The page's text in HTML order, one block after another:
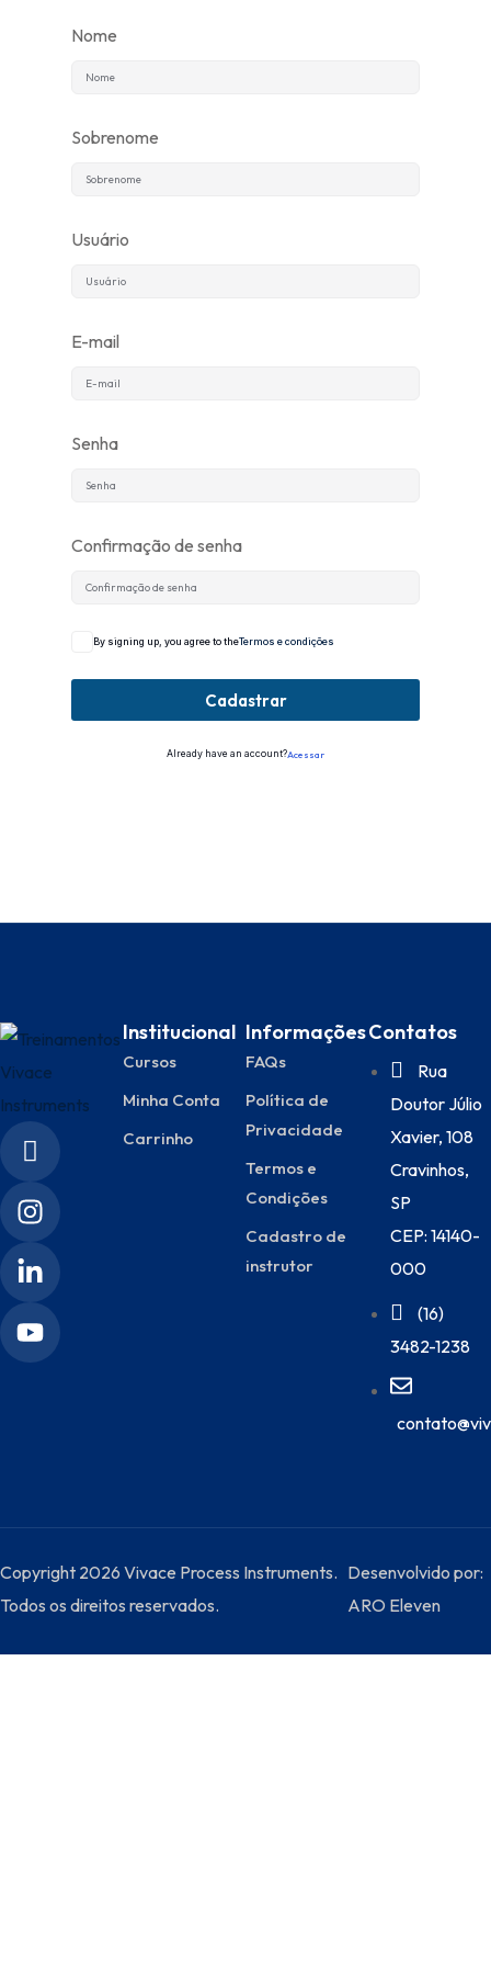
Nome
Sobrenome
Usuário
E-mail
Senha
Confirmação de senha
By signing up, you agree to theTermos e condições
Cadastrar
Already have an account?Acessar
Institucional
Cursos
Minha Conta
Carrinho
Informações
FAQs
Política de
Privacidade
Termos e
Condições
Cadastro de
instrutor
Contatos
Rua
Doutor Júlio
Xavier, 108
Cravinhos,
SP
CEP: 14140-
000
(16)
3482-1238
Copyright 2026 Vivace Process Instruments.
Todos os direitos reservados.
Desenvolvido por:
ARO Eleven